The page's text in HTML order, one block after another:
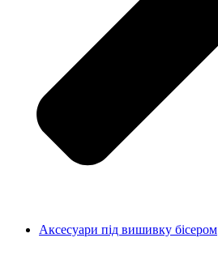
Аксесуари під вишивку бісером